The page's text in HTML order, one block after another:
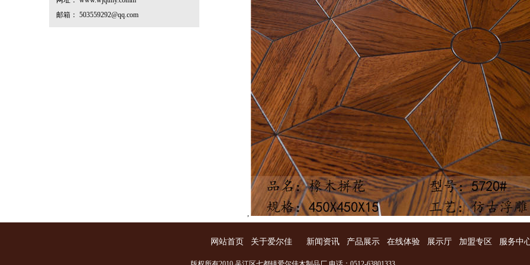
邮箱： 503559292@qq.com
,
网站首页 关于爱尔佳 新闻资讯 产品展示 在线体验 展示厅 加盟专区 服务中